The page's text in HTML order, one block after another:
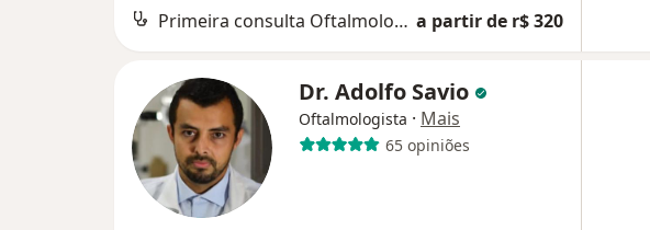
Primeira consulta Oftalmologia a partir de r$ 320
Dr. Adolfo Savio
Oftalmologista · Mais
65 opiniões